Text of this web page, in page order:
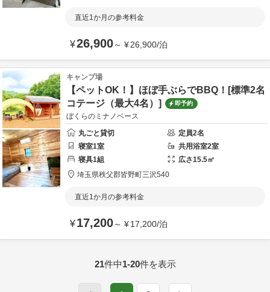
直近1か月の参考料金
¥26,900～ ¥26,900/泊
キャンプ場
【ペットOK！】ほぼ手ぶらでBBQ！[標準2名
コテージ（最大4名）]
即予約
ぼくらのミナノベース
丸ごと貸切
定員2名
寝室1室 共用浴室2室
寝具1組 広さ15.5㎡
埼玉県秩父郡皆野町三沢540
直近1か月の参考料金
¥17,200～ ¥17,200/泊
21件中1-20件を表示